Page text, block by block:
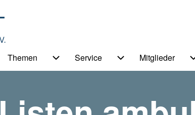
Themen
Unternavigation von Themen
Service
Unternavigation von
Mitglieder